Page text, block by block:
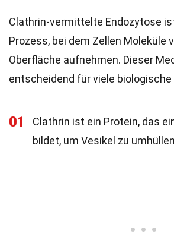
Clathrin-vermittelte Endozytose
Prozess, bei dem Zellen Moleküle
Oberfläche aufnehmen. Dieser
entscheidend für viele biologische
01
Clathrin ist ein Protein, das
bildet, um Vesikel zu